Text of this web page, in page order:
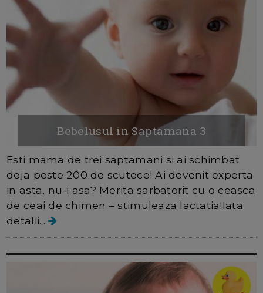
Bebelusul in Saptamana 3
Esti mama de trei saptamani si ai schimbat
deja peste 200 de scutece! Ai devenit experta
in asta, nu-i asa? Merita sarbatorit cu o ceasca
de ceai de chimen – stimuleaza lactatia!Iata
detalii...